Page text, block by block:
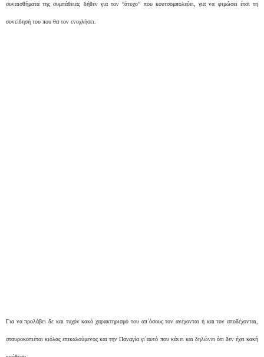
συναισθήματα της συμπάθειας δήθεν για τον “άτυχο” που κουτσομπολεύει, για να φιμώσει έτσι τη
συνείδησή του που θα τον ενοχλήσει.
Για να προλάβει δε και τυχόν κακό χαρακτηρισμό του απ΄όσους τον ανέχονται ή και τον αποδέχονται,
σταυροκοπιέται κιόλας επικαλούμενος και την Παναγία γι΄αυτό που κάνει και δηλώνει ότι δεν έχει κακή